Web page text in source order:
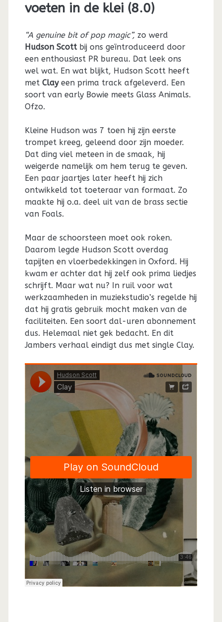
voeten in de klei (8.0)
“A genuine bit of pop magic”,zo werd
Hudson Scottbij ons geïntroduceerd door
een enthousiast PR bureau. Dat leek ons
wel wat. En wat blijkt, Hudson Scott heeft
met Clayeen prima track afgeleverd. Een
soort van early Bowie meets Glass Animals.
Ofzo.
Kleine Hudson was 7 toen hij zijn eerste
trompet kreeg, geleend door zijn moeder.
Dat ding viel meteen in de smaak, hij
weigerde namelijk om hem terug te geven.
Een paar jaartjes later heeft hij zich
ontwikkeld tot toeteraar van formaat. Zo
maakte hij o.a. deel uit van de brass sectie
van Foals.
Maar de schoorsteen moet ook roken.
Daarom legde Hudson Scott overdag
tapijten en vloerbedekkingen in Oxford. Hij
kwam er achter dat hij zelf ook prima liedjes
schrijft. Maar wat nu? In ruil voor wat
werkzaamheden in muziekstudio’s regelde hij
dat hij gratis gebruik mocht maken van de
faciliteiten. Een soort dal-uren abonnement
dus. Helemaal niet gek bedacht. En dit
Jambers verhaal eindigt dus met single Clay.